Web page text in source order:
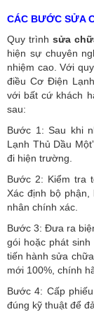
CÁC BƯỚC SỬA
Quy trình sửa
hiện sự chuyên
nhiệm cao. Với
điều Cơ Điện
với bất cứ khách
sau:
Bước 1: Sau khi
Lạnh Thủ Dầu
đi hiện trường.
Bước 2: Kiểm tra
Xác định bộ
nhân chính xác.
Bước 3: Đưa ra
gói hoặc phát sinh
tiến hành sửa
mới 100%, chính
Bước 4: Cấp
đúng kỹ thuật để